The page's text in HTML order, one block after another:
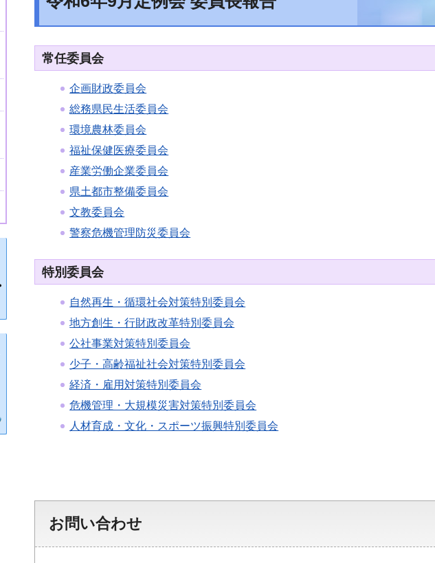
常任委員会
企画財政委員会
総務県民生活委員会
環境農林委員会
福祉保健医療委員会
産業労働企業委員会
県土都市整備委員会
文教委員会
警察危機管理防災委員会
特別委員会
自然再生・循環社会対策特別委員会
地方創生・行財政改革特別委員会
公社事業対策特別委員会
少子・高齢福祉社会対策特別委員会
経済・雇用対策特別委員会
危機管理・大規模災害対策特別委員会
人材育成・文化・スポーツ振興特別委員会
お問い合わせ